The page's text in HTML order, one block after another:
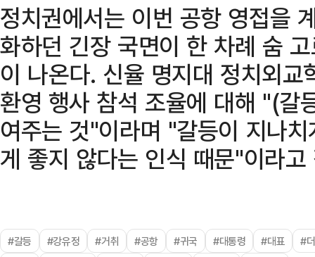
정치권에서는 이번 공항 영접을
화하던 긴장 국면이 한 차례 숨
이 나온다. 신율 명지대 정치외
환영 행사 참석 조율에 대해 "(갈
여주는 것"이라며 "갈등이 지나
게 좋지 않다는 인식 때문"이라고
#갈등 #강유정 #거취 #공항 #귀국 #대통령 #대표
#